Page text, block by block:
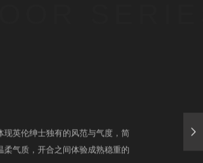
英伦绅士独有的风范与气度，简
气质，开合之间体验成熟稳重的